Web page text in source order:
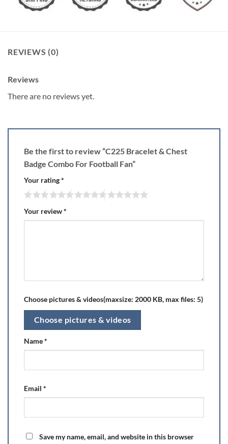
REVIEWS (0)
Reviews
There are no reviews yet.
Be the first to review “C225 Bracelet & Chest
Badge Combo For Football Fan”
Your rating*
Your review*
Choose pictures & videos(maxsize: 2000 KB, max files: 5)
Choose pictures & videos
Name*
Email *
Save my name, email, and website in this browser